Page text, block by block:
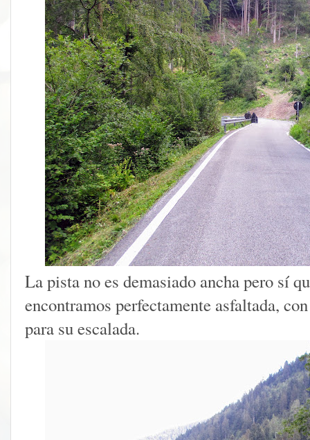
La pista no es demasiado ancha pero sí
encontramos perfectamente asfaltada,
para su escalada.